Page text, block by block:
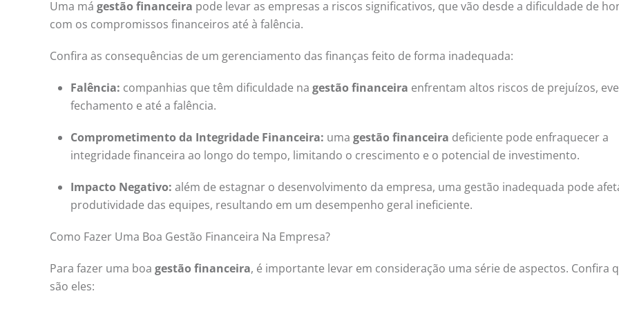
Uma má gestão financeira pode levar as empresas a riscos significativos, que vão desde a dificuldade de
com os compromissos financeiros até à falência.
Confira as consequências de um gerenciamento das finanças feito de forma inadequada:
Falência: companhias que têm dificuldade na gestão financeira enfrentam altos riscos de prejuízos,
fechamento e até a falência.
Comprometimento da Integridade Financeira: uma gestão financeira deficiente pode enfraquecer a
integridade financeira ao longo do tempo, limitando o crescimento e o potencial de investimento.
Impacto Negativo: além de estagnar o desenvolvimento da empresa, uma gestão inadequada pode
produtividade das equipes, resultando em um desempenho geral ineficiente.
Como Fazer Uma Boa Gestão Financeira Na Empresa?
Para fazer uma boa gestão financeira, é importante levar em consideração uma série de aspectos. Confira
são eles: